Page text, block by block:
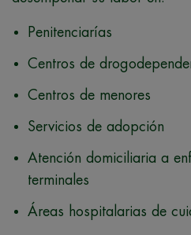
Penitenciarías
Centros de
Centros de menores
Servicios de adopción
Atención domiciliaria a
terminales
Áreas hospitalarias de